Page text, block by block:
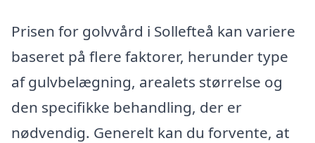
Prisen for golvvård i Sollefteå kan variere
baseret på flere faktorer, herunder type
af gulvbelægning, arealets størrelse og
den specifikke behandling, der er
nødvendig. Generelt kan du forvente, at